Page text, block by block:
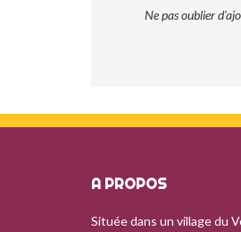
Ne pas oublier
A PROPOS
Située dans un village du